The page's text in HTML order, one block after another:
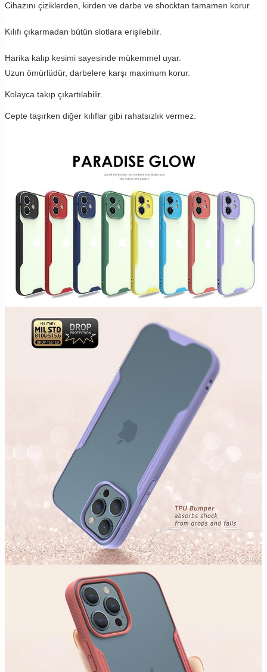
Cihazını çiziklerden, kirden ve darbe ve shocktan tamamen korur.
Kılıfı çıkarmadan bütün slotlara erişilebilir.
Harika kalıp kesimi sayesinde mükemmel uyar.
Uzun ömürlüdür, darbelere karşı maximum korur.
Kolayca takıp çıkartılabilir.
Cepte taşırken diğer kılıflar gibi rahatsızlık vermez.